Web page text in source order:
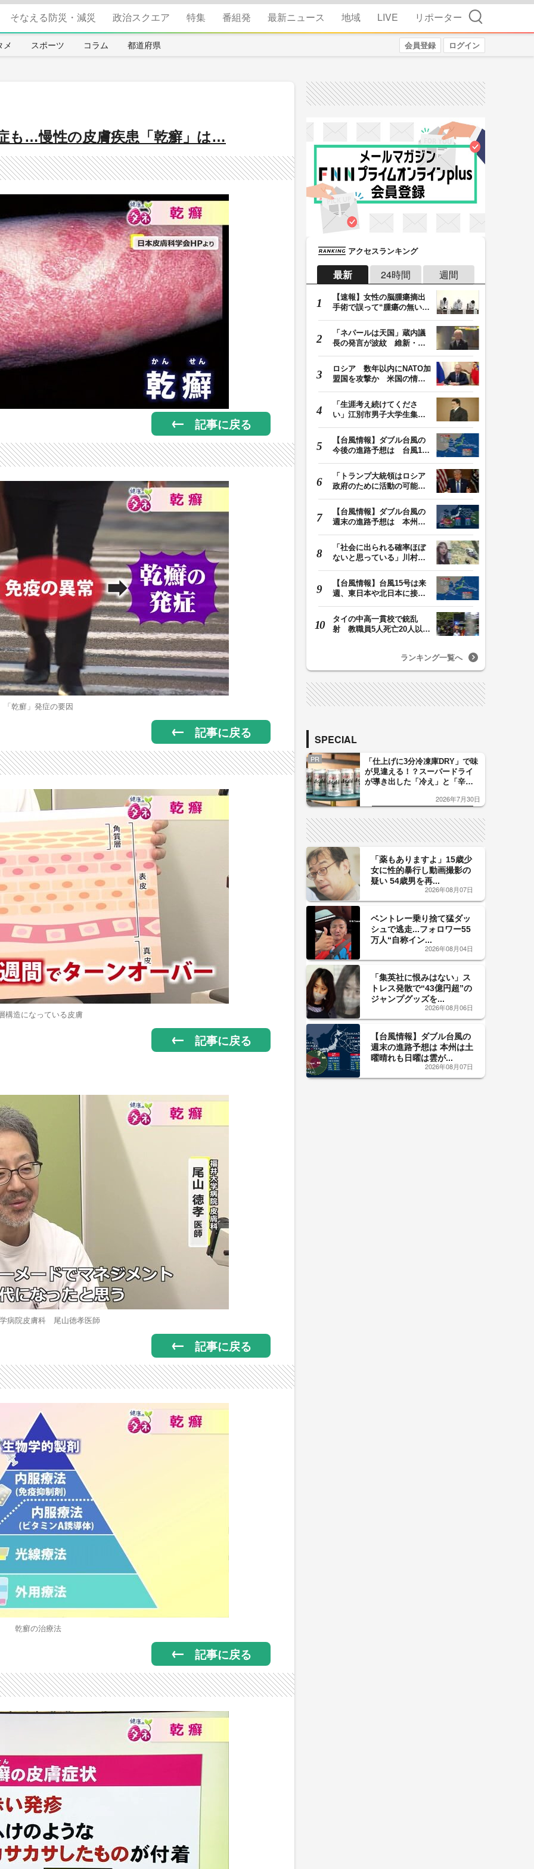
そなえる防災・減災 政治スクエア 特集 番組発 最新ニュース 地域 LIVE リポーター 検索
メ スポーツ コラム 都道府県 会員登録 ログイン
も…慢性の皮膚疾患「乾癬」は…
記事に戻る
「乾癬」発症の要因
記事に戻る
構造になっている皮膚
記事に戻る
病院皮膚科 尾山徳孝医師
記事に戻る
乾癬の治療法
記事に戻る
アクセスランキング
最新 24時間 週間
【速報】女性の脳腫瘍摘出
手術で誤って“腫瘍の無い部
「ネパールは天国」蔵内議
長の発言が波紋 維新・吉
ロシア 数年以内にNATO加
盟国を攻撃か 米国の情報
「生涯考え続けてくださ
い」江別市男子大学生集団
【台風情報】ダブル台風の
今後の進路予想は 台風13
「トランプ大統領はロシア
政府のために活動の可能
【台風情報】ダブル台風の
週末の進路予想は 本州は
「社会に出られる確率ほぼ
ないと思っている」川村葉
【台風情報】台風15号は来
週、東日本や北日本に接近
タイの中高一貫校で銃乱
射 教職員5人死亡20人以上
ランキング一覧へ
SPECIAL
PR
「仕上げに3分冷凍庫DRY」で味
が見違える！？スーパードライ
が導き出した「冷え」と「辛
した「辛口カーブ」が飲み頃の
2026年7月30日
「薬もありますよ」15歳少
女に性的暴行し動画撮影の
疑い 54歳男を再...
2026年08月07日
ベントレー乗り捨て猛ダッ
シュで逃走...フォロワー55
万人“自称イン...
2026年08月04日
「集英社に恨みはない」ス
トレス発散で“43億円超”の
ジャンプグッズを...
2026年08月06日
【台風情報】ダブル台風の
週末の進路予想は 本州は土
曜晴れも日曜は雲が...
2026年08月07日